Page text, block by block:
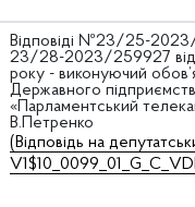
Відповіді №23/25-
23/28-2023/259927 від
року - виконуючий
Державного
«Парламентський
В.Петренко
(Відповідь на